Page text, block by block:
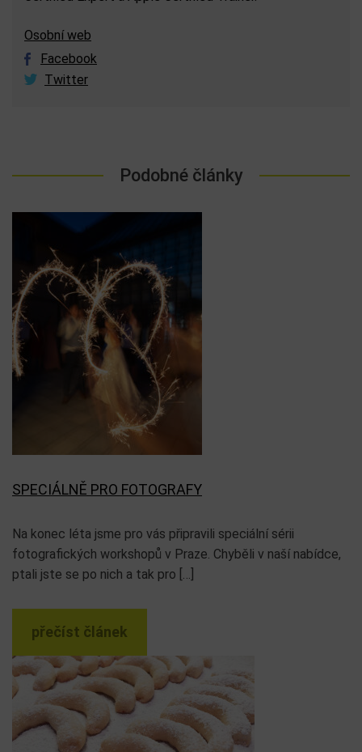
Osobní web
Facebook
Twitter
Podobné články
SPECIÁLNĚ PRO FOTOGRAFY
Na konec léta jsme pro vás připravili speciální sérii
fotografických workshopů v Praze. Chyběli v naší nabídce,
ptali jste se po nich a tak pro […]
přečíst článek